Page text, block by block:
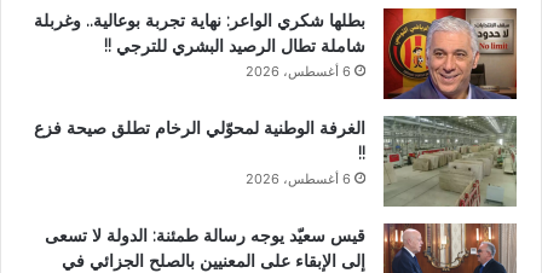
بطلها شكري الواعر: نهاية تجربة بوعالية.. وغربلة
شاملة تطال الرصيد البشري للترجي !!
6 أغسطس، 2026
الغرفة الوطنية لمحوّلي الرخام تطلق صيحة فزع
!!
6 أغسطس، 2026
قيس سعيّد يوجه رسالة طمئنة: الدولة لا تسعى
إلى الإبقاء على المعنيين بالصلح الجزائي في